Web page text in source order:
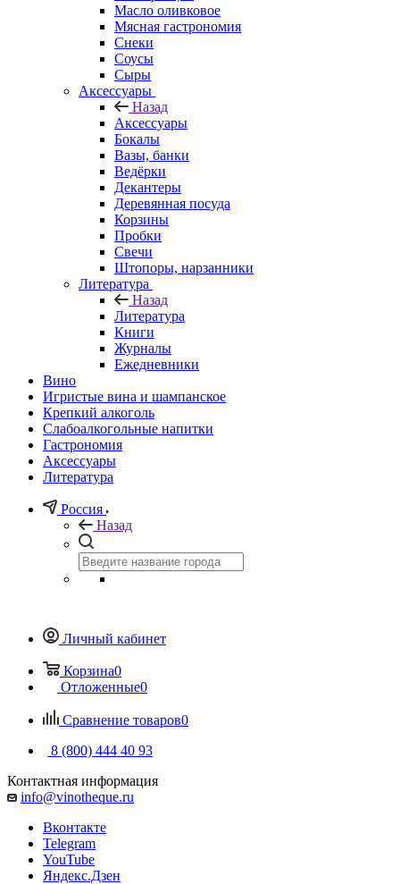
Масло оливковое
Мясная гастрономия
Снеки
Соусы
Сыры
Аксессуары
Назад
Аксессуары
Бокалы
Вазы, банки
Ведёрки
Декантеры
Деревянная посуда
Корзины
Пробки
Свечи
Штопоры, нарзанники
Литература
Назад
Литература
Книги
Журналы
Ежедневники
Вино
Игристые вина и шампанское
Крепкий алкоголь
Слабоалкогольные напитки
Гастрономия
Аксессуары
Литература
Россия
Назад
Личный кабинет
Корзина0
Отложенные0
Сравнение товаров0
8 (800) 444 40 93
Контактная информация
info@vinotheque.ru
Вконтакте
Telegram
YouTube
Яндекс.Дзен